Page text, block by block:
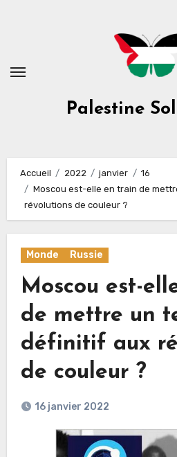
Palestine
Accueil 2022 janvier
16
Moscou est-elle en train de
révolutions de couleur ?
Monde Russie
Moscou est-
de mettre un
définitif aux
de couleur ?
16 janvier 2022